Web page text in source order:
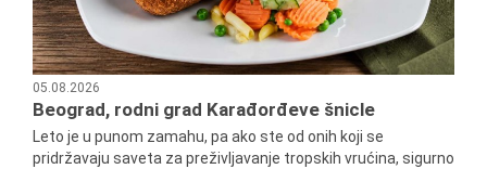
05.08.2026
Beograd, rodni grad Karađorđeve šnicle
Leto je u punom zamahu, pa ako ste od onih koji se
pridržavaju saveta za preživljavanje tropskih vrućina, sigurno